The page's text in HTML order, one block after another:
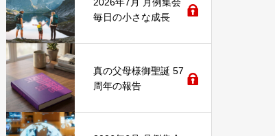
毎日の小さな成長
真の父母様御聖誕 57
周年の報告